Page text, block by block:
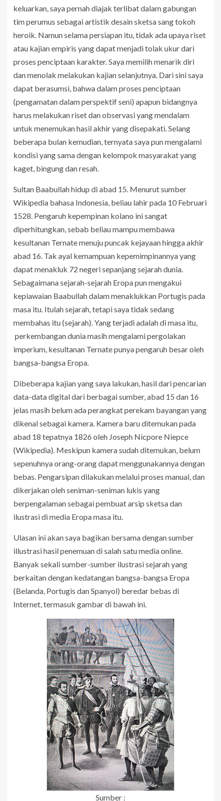
keluarkan, saya pernah diajak terlibat dalam gabungan
tim perumus sebagai artistik desain sketsa sang tokoh
heroik. Namun selama persiapan itu, tidak ada upaya riset
atau kajian empiris yang dapat menjadi tolak ukur dari
proses penciptaan karakter. Saya memilih menarik diri
dan menolak melakukan kajian selanjutnya. Dari sini saya
dapat berasumsi, bahwa dalam proses penciptaan
(pengamatan dalam perspektif seni) apapun bidangnya
harus melakukan riset dan observasi yang mendalam
untuk menemukan hasil akhir yang disepakati. Selang
beberapa bulan kemudian, ternyata saya pun mengalami
kondisi yang sama dengan kelompok masyarakat yang
kaget, bingung dan resah.
Sultan Baabullah hidup di abad 15. Menurut sumber
Wikipedia bahasa Indonesia, beliau lahir pada 10 Februari
1528. Pengaruh kepempinan kolano ini sangat
diperhitungkan, sebab beliau mampu membawa
kesultanan Ternate menuju puncak kejayaan hingga akhir
abad 16. Tak ayal kemampuan kepemimpinannya yang
dapat menakluk 72 negeri sepanjang sejarah dunia.
Sebagaimana sejarah-sejarah Eropa pun mengakui
kepiawaian Baabullah dalam menaklukkan Portugis pada
masa itu. Itulah sejarah, tetapi saya tidak sedang
membahas itu (sejarah). Yang terjadi adalah di masa itu,
perkembangan dunia masih mengalami pergolakan
imperium, kesultanan Ternate punya pengaruh besar oleh
bangsa-bangsa Eropa.
Dibeberapa kajian yang saya lakukan, hasil dari pencarian
data-data digital dari berbagai sumber, abad 15 dan 16
jelas masih belum ada perangkat perekam bayangan yang
dikenal sebagai kamera. Kamera baru ditemukan pada
abad 18 tepatnya 1826 oleh Joseph Nicpore Niepce
(Wikipedia). Meskipun kamera sudah ditemukan, belum
sepenuhnya orang-orang dapat menggunakannya dengan
bebas. Pengarsipan dilakukan melalui proses manual, dan
dikerjakan oleh seniman-seniman lukis yang
berpengalaman sebagai pembuat arsip sketsa dan
ilustrasi di media Eropa masa itu.
Ulasan ini akan saya bagikan bersama dengan sumber
illustrasi hasil penemuan di salah satu media online.
Banyak sekali sumber-sumber ilustrasi sejarah yang
berkaitan dengan kedatangan bangsa-bangsa Eropa
(Belanda, Portugis dan Spanyol) beredar bebas di
Internet, termasuk gambar di bawah ini.
Sumber :